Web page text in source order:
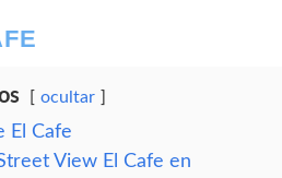
ocultar
El Cafe
View El Cafe en